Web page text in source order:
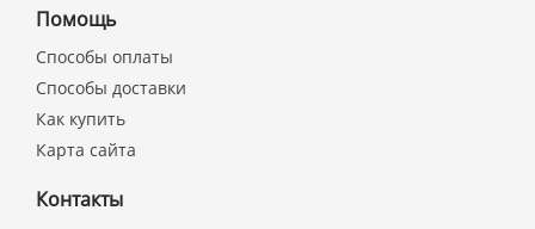
Помощь
Способы оплаты
Способы доставки
Как купить
Карта сайта
Контакты